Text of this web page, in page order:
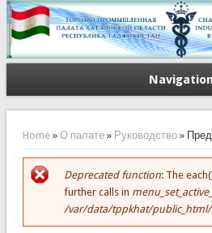
Navigation
You are here
Home» О палате» Руководство»
Error message
Deprecated function: The
further calls in
/var/data/tppkhat/